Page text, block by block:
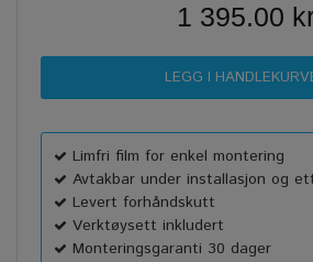
1 395.00
Limfri film for enkel montering
Avtakbar under installasjon og
Levert forhåndskutt
Verktøysett inkludert
Monteringsgaranti 30 dager